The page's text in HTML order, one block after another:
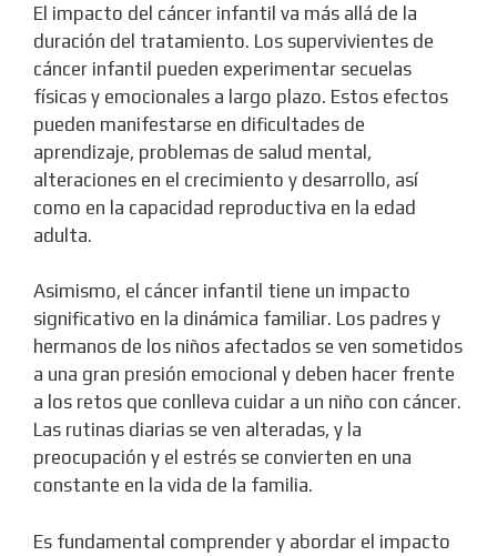
El impacto del cáncer infantil va más allá de la
duración del tratamiento. Los supervivientes de
cáncer infantil pueden experimentar secuelas
físicas y emocionales a largo plazo. Estos efectos
pueden manifestarse en dificultades de
aprendizaje, problemas de salud mental,
alteraciones en el crecimiento y desarrollo, así
como en la capacidad reproductiva en la edad
adulta.
Asimismo, el cáncer infantil tiene un impacto
significativo en la dinámica familiar. Los padres y
hermanos de los niños afectados se ven sometidos
a una gran presión emocional y deben hacer frente
a los retos que conlleva cuidar a un niño con cáncer.
Las rutinas diarias se ven alteradas, y la
preocupación y el estrés se convierten en una
constante en la vida de la familia.
Es fundamental comprender y abordar el impacto